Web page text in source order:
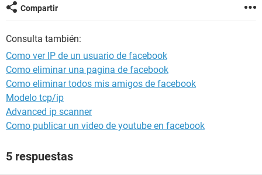
Compartir
Consulta también:
Como ver IP de un usuario de facebook
Como eliminar una pagina de facebook
Como eliminar todos mis amigos de facebook
Modelo tcp/ip
Advanced ip scanner
Como publicar un video de youtube en facebook
5 respuestas